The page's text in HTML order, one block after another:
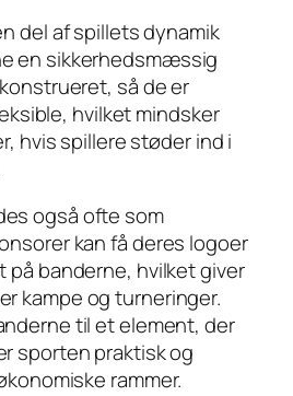
del af spillets dynamik
en sikkerhedsmæssig
så de er
hvilket mindsker
hvis spillere støder ind i
også ofte som
kan få deres logoer
på banderne, hvilket giver
kampe og turneringer.
til et element, der
sporten praktisk og
rammer.